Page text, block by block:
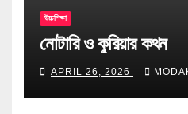
উচ্চশিক্ষা
নোটারি ও কুরিয়ার কথন
APRIL 26, 2026